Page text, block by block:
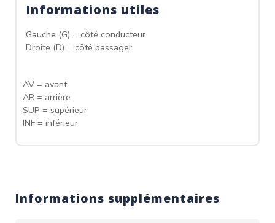
Informations utiles
Gauche (G) = côté conducteur
Droite (D) = côté passager
AV = avant
AR = arrière
SUP = supérieur
INF = inférieur
Informations supplémentaires